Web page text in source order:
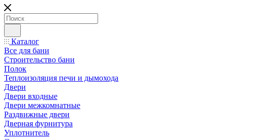
Каталог
Все для бани
Строительство бани
Полок
Теплоизоляция печи и дымохода
Двери
Двери входные
Двери межкомнатные
Раздвижные двери
Дверная фурнитура
Уплотнитель